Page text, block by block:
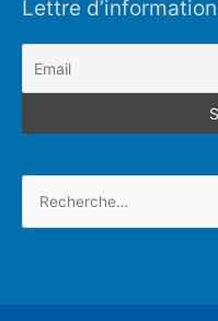
Lettre d’information